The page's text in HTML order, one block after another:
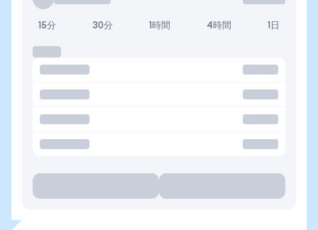
15分 30分 1時間 4時間 1日